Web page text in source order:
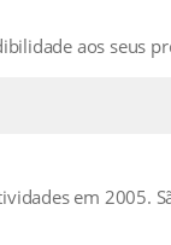
aos seus
em 2005.